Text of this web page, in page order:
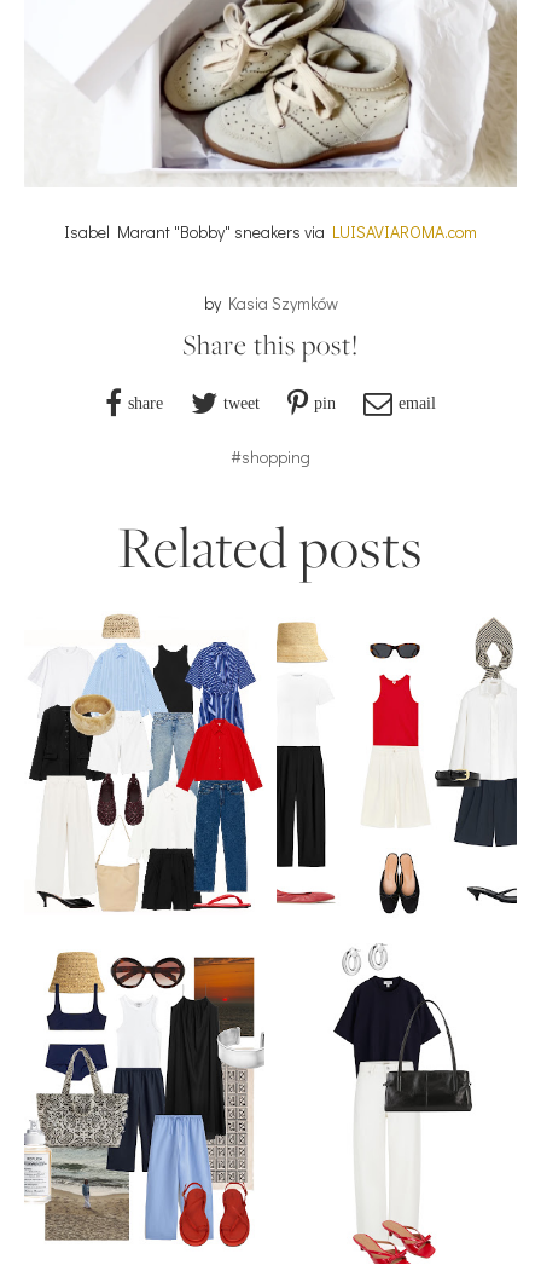
Isabel Marant "Bobby" sneakers via LUISAVIAROMA.com
by Kasia Szymków
Share this post!
share tweet pin email
#shopping
Related posts